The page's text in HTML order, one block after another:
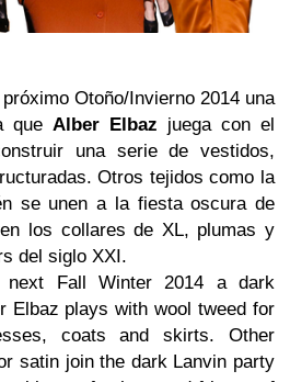
Otoño/Invierno 2014 una
que Alber Elbaz juega con el
una serie de vestidos,
Otros tejidos como la
se unen a la fiesta oscura de
los collares de XL, plumas y
del siglo XXI.
next Fall Winter 2014 a dark
Elbaz plays with wool tweed for
coats and skirts. Other
satin join the dark Lanvin party